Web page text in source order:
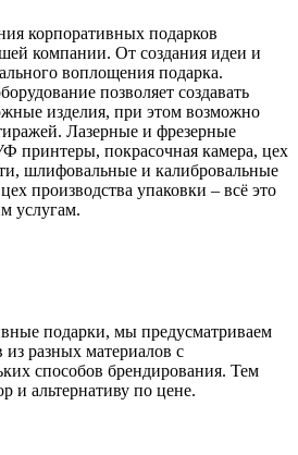
корпоративных подарков
компании. От создания идеи и
воплощения подарка.
позволяет создавать
изделия, при этом возможно
Лазерные и фрезерные
принтеры, покрасочная камера, цех
шлифовальные и калибровальные
производства упаковки – всё это
услугам.
подарки, мы предусматриваем
из разных материалов с
способов брендирования. Тем
и альтернативу по цене.